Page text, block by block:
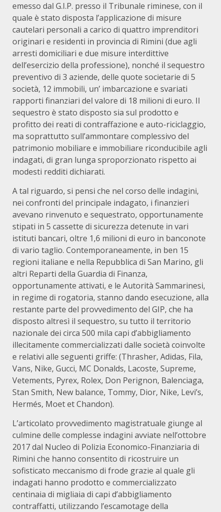
emesso dal G.I.P. presso il Tribunale riminese, con il
quale è stato disposta l’applicazione di misure
cautelari personali a carico di quattro imprenditori
originari e residenti in provincia di Rimini (due agli
arresti domiciliari e due misure interdittive
dell’esercizio della professione), nonché il sequestro
preventivo di 3 aziende, delle quote societarie di 5
società, 12 immobili, un’ imbarcazione e svariati
rapporti finanziari del valore di 18 milioni di euro. Il
sequestro è stato disposto sia sul prodotto e
profitto dei reati di contraffazione e auto-riciclaggio,
ma soprattutto sull’ammontare complessivo del
patrimonio mobiliare e immobiliare riconducibile agli
indagati, di gran lunga sproporzionato rispetto ai
modesti redditi dichiarati.
A tal riguardo, si pensi che nel corso delle indagini,
nei confronti del principale indagato, i finanzieri
avevano rinvenuto e sequestrato, opportunamente
stipati in 5 cassette di sicurezza detenute in vari
istituti bancari, oltre 1,6 milioni di euro in banconote
di vario taglio. Contemporaneamente, in ben 15
regioni italiane e nella Repubblica di San Marino, gli
altri Reparti della Guardia di Finanza,
opportunamente attivati, e le Autorità Sammarinesi,
in regime di rogatoria, stanno dando esecuzione, alla
restante parte del provvedimento del GIP, che ha
disposto altresì il sequestro, su tutto il territorio
nazionale dei circa 500 mila capi d’abbigliamento
illecitamente commercializzati dalle società coinvolte
e relativi alle seguenti griffe: (Thrasher, Adidas, Fila,
Vans, Nike, Gucci, MC Donalds, Lacoste, Supreme,
Vetements, Pyrex, Rolex, Don Perignon, Balenciaga,
Stan Smith, New balance, Tommy, Dior, Nike, Levi’s,
Hermés, Moet et Chandon).
L’articolato provvedimento magistratuale giunge al
culmine delle complesse indagini avviate nell’ottobre
2017 dal Nucleo di Polizia Economico-Finanziaria di
Rimini che hanno consentito di ricostruire un
sofisticato meccanismo di frode grazie al quale gli
indagati hanno prodotto e commercializzato
centinaia di migliaia di capi d’abbigliamento
contraffatti, utilizzando l’escamotage della